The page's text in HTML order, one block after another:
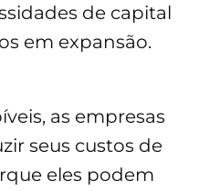
de capital
em expansão.
as empresas
seus custos de
eles podem